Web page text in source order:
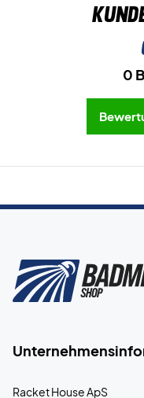
0
Racket House ApS